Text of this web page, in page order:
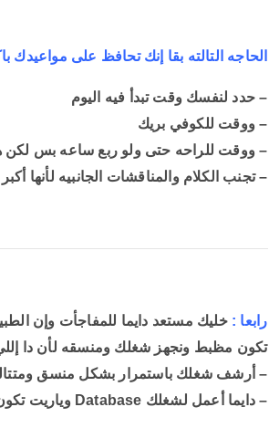
الحاجه التالته بقا إنك تحافظ على مواعيدك
– حدد لنفسك وقت تبدأ فيه اليوم
– ووقت للكوفي بريك
– ووقت للراحه حتى ولو ربع ساعه بس لكن
– تجنب الكلام والمناقشات الجانبيه لأنها
رابعا : خليك مستعد دايما للمفاجأت وإن
تكون مظبط ونجهز شغلك ومنسقه لأن دا
– أرشف شغلك باستمرار بشكل منسق
– دايما أعمل لشغلك Database وياريت تكون updated باستمرار على اللابتوب لو مفيش system تشتغل عليه.